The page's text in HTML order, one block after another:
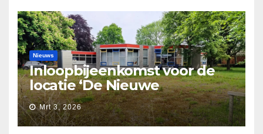
Nieuws
Inloopbijeenkomst voor de
locatie ‘De Nieuwe
Waarborg’
Mrt 3, 2026